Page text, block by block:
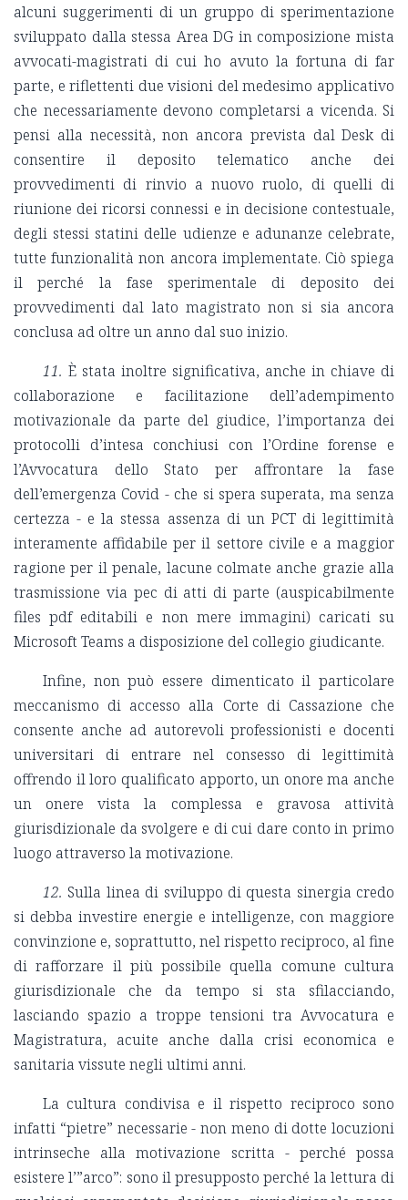
alcuni suggerimenti di un gruppo di sperimentazione
sviluppato dalla stessa Area DG in composizione mista
avvocati-magistrati di cui ho avuto la fortuna di far
parte, e riflettenti due visioni del medesimo applicativo
che necessariamente devono completarsi a vicenda. Si
pensi alla necessità, non ancora prevista dal Desk di
consentire il deposito telematico anche dei
provvedimenti di rinvio a nuovo ruolo, di quelli di
riunione dei ricorsi connessi e in decisione contestuale,
degli stessi statini delle udienze e adunanze celebrate,
tutte funzionalità non ancora implementate. Ciò spiega
il perché la fase sperimentale di deposito dei
provvedimenti dal lato magistrato non si sia ancora
conclusa ad oltre un anno dal suo inizio.
11. È stata inoltre significativa, anche in chiave di
collaborazione e facilitazione dell’adempimento
motivazionale da parte del giudice, l’importanza dei
protocolli d’intesa conchiusi con l’Ordine forense e
l’Avvocatura dello Stato per affrontare la fase
dell’emergenza Covid - che si spera superata, ma senza
certezza - e la stessa assenza di un PCT di legittimità
interamente affidabile per il settore civile e a maggior
ragione per il penale, lacune colmate anche grazie alla
trasmissione via pec di atti di parte (auspicabilmente
files pdf editabili e non mere immagini) caricati su
Microsoft Teams a disposizione del collegio giudicante.
Infine, non può essere dimenticato il particolare
meccanismo di accesso alla Corte di Cassazione che
consente anche ad autorevoli professionisti e docenti
universitari di entrare nel consesso di legittimità
offrendo il loro qualificato apporto, un onore ma anche
un onere vista la complessa e gravosa attività
giurisdizionale da svolgere e di cui dare conto in primo
luogo attraverso la motivazione.
12. Sulla linea di sviluppo di questa sinergia credo
si debba investire energie e intelligenze, con maggiore
convinzione e, soprattutto, nel rispetto reciproco, al fine
di rafforzare il più possibile quella comune cultura
giurisdizionale che da tempo si sta sfilacciando,
lasciando spazio a troppe tensioni tra Avvocatura e
Magistratura, acuite anche dalla crisi economica e
sanitaria vissute negli ultimi anni.
La cultura condivisa e il rispetto reciproco sono
infatti “pietre” necessarie - non meno di dotte locuzioni
intrinseche alla motivazione scritta - perché possa
esistere l’”arco”: sono il presupposto perché la lettura di